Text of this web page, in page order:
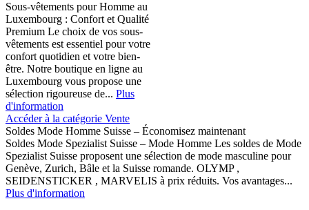
Sous-vêtements pour Homme au
Luxembourg : Confort et Qualité
Premium Le choix de vos sous-
vêtements est essentiel pour votre
confort quotidien et votre bien-
être. Notre boutique en ligne au
Luxembourg vous propose une
sélection rigoureuse de... Plus
d'information
Accéder à la catégorie Vente
Soldes Mode Homme Suisse – Économisez maintenant
Soldes Mode Spezialist Suisse – Mode Homme Les soldes de Mode
Spezialist Suisse proposent une sélection de mode masculine pour
Genève, Zurich, Bâle et la Suisse romande. OLYMP ,
SEIDENSTICKER , MARVELIS à prix réduits. Vos avantages...
Plus d'information